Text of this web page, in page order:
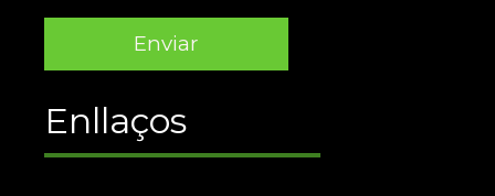
Enllaços